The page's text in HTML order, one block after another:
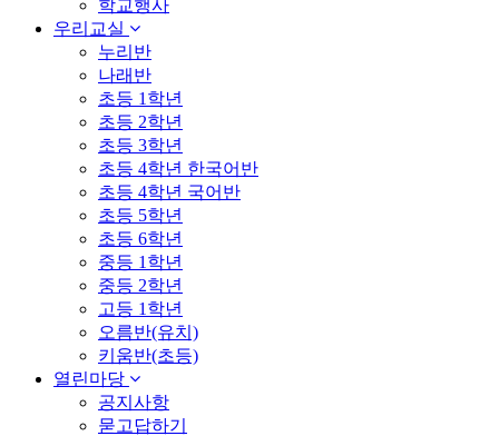
학교행사
우리교실
누리반
나래반
초등 1학년
초등 2학년
초등 3학년
초등 4학년 한국어반
초등 4학년 국어반
초등 5학년
초등 6학년
중등 1학년
중등 2학년
고등 1학년
오름반(유치)
키움반(초등)
열린마당
공지사항
묻고답하기